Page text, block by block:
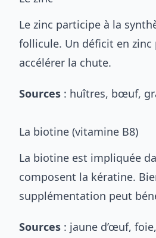
Le zinc participe à la
follicule. Un déficit en
accélérer la chute.
Sources : huîtres, bœuf,
La biotine (vitamine B8)
La biotine est impliquée
composent la kératine.
supplémentation peut
Sources : jaune d’œuf,